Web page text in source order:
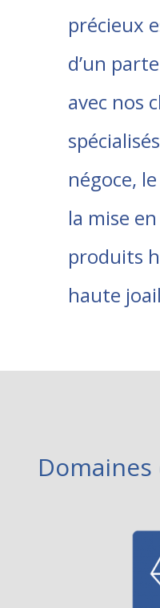
précieux
d’un
avec nos
négoce,
la mise
produits
haute